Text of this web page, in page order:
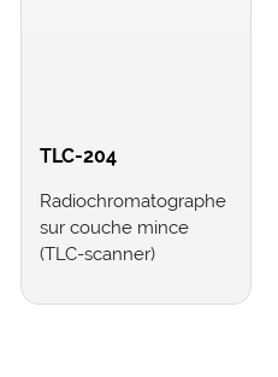
TLC-204
Radiochromatographe
sur couche mince
(TLC-scanner)